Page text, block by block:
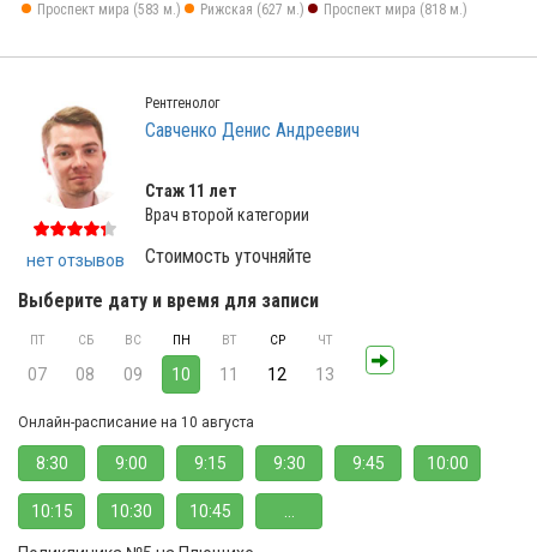
Проспект мира (583 м.)
Рижская (627 м.) Проспект мира (818 м.)
нет отзывов
Рентгенолог
Савченко Денис Андреевич
Стаж 11 лет
Врач второй категории
Стоимость уточняйте
Выберите дату и время для записи
ПТ
07
СБ
08
ВС
09
ПН
10
ВТ
11
СР
12
ЧТ
13
Онлайн-расписание на 10 августа
8:30 9:00 9:15 9:30 9:45 10:00
10:15 10:30 10:45